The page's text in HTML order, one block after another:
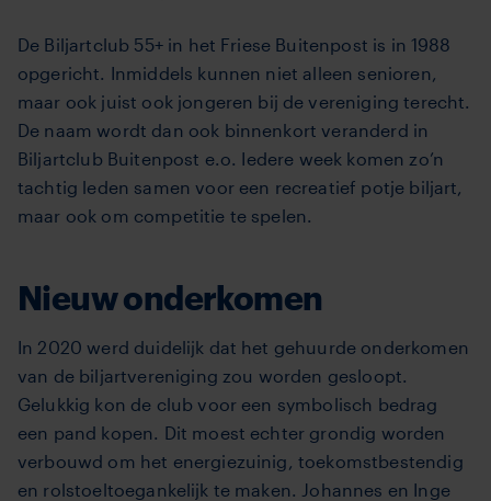
De Biljartclub 55+ in het Friese Buitenpost is in 1988
opgericht. Inmiddels kunnen niet alleen senioren,
maar ook juist ook jongeren bij de vereniging terecht.
De naam wordt dan ook binnenkort veranderd in
Biljartclub Buitenpost e.o. Iedere week komen zo’n
tachtig leden samen voor een recreatief potje biljart,
maar ook om competitie te spelen.
Nieuw onderkomen
In 2020 werd duidelijk dat het gehuurde onderkomen
van de biljartvereniging zou worden gesloopt.
Gelukkig kon de club voor een symbolisch bedrag
een pand kopen. Dit moest echter grondig worden
verbouwd om het energiezuinig, toekomstbestendig
en rolstoeltoegankelijk te maken. Johannes en Inge